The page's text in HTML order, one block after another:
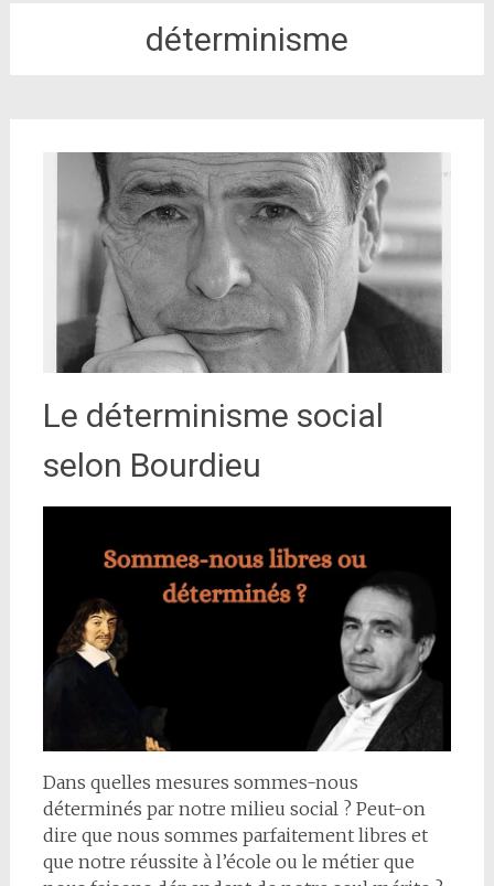
déterminisme
Le déterminisme social
selon Bourdieu
Dans quelles mesures sommes-nous
déterminés par notre milieu social ? Peut-on
dire que nous sommes parfaitement libres et
que notre réussite à l’école ou le métier que